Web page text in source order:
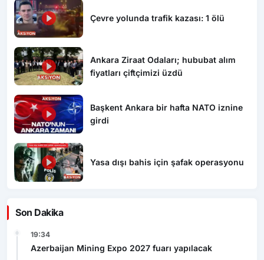
Çevre yolunda trafik kazası: 1 ölü
Ankara Ziraat Odaları; hububat alım
fiyatları çiftçimizi üzdü
Başkent Ankara bir hafta NATO iznine
girdi
Yasa dışı bahis için şafak operasyonu
Son Dakika
19:34
Azerbaijan Mining Expo 2027 fuarı yapılacak